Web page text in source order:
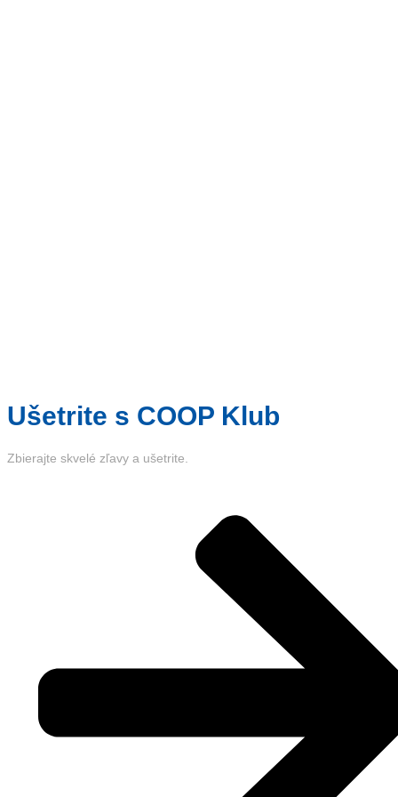
Ušetrite s COOP Klub
Zbierajte skvelé zľavy a ušetrite.